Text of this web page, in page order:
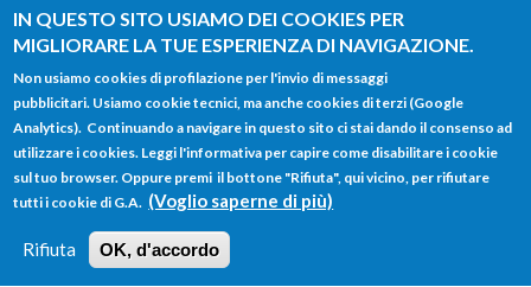
IN QUESTO SITO USIAMO DEI COOKIES PER
MIGLIORARE LA TUE ESPERIENZA DI NAVIGAZIONE.
Non usiamo cookies di profilazione per l'invio di messaggi
pubblicitari. Usiamo cookie tecnici, ma anche cookies di terzi (Google
Analytics). Continuando a navigare in questo sito ci stai dando il consenso ad
utilizzare i cookies. Leggi l'informativa per capire come disabilitare i cookie
sul tuo browser. Oppure premi il bottone "Rifiuta", qui vicino, per rifiutare
tutti i cookie di G.A. (Voglio saperne di più)
Rifiuta OK, d'accordo
Salta al contenuto principale
FORM
DI
RICERCA
Main menu
HOME TUTTI I PROFILI
LOGIN